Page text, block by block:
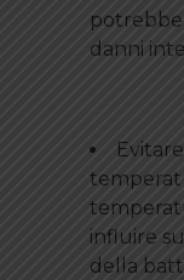
danni
influire
della